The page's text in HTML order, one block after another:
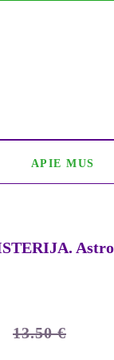
APIE MUS
13.50€